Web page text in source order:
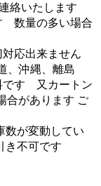
絡いたします
数量の多い場合
応出来ません
、沖縄、離島
です 又カートン
合があります ご
数が変動してい
き不可です